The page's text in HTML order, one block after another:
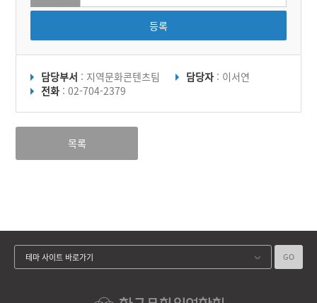
등록
담당부서 : 지역문화콘텐츠팀 담당자 : 이서연
전화 : 02-704-2379
목록
테마 사이트 바로가기 GO